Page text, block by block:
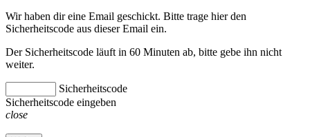
Wir haben dir eine Email geschickt. Bitte trage hier den
Sicherheitscode aus dieser Email ein.
Der Sicherheitscode läuft in 60 Minuten ab, bitte gebe ihn nicht
weiter.
Sicherheitscode
Sicherheitscode eingeben
close